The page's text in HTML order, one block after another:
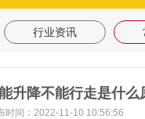
行业资讯
升降不能行走是什么
时间：2022-11-10 10:56:56